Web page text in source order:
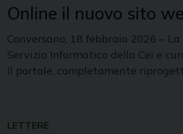
Online il nuovo sito
Conversano, 18 febbraio 2026 –
Servizio Informatico della Cei e
Il portale, completamente
LETTERE